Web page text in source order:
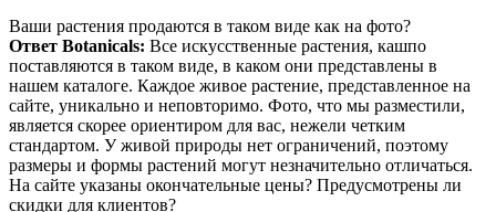
Ваши растения продаются в таком виде как на фото?
Ответ Botanicals: Все искусственные растения, кашпо
поставляются в таком виде, в каком они представлены в
нашем каталоге. Каждое живое растение, представленное на
сайте, уникально и неповторимо. Фото, что мы разместили,
является скорее ориентиром для вас, нежели четким
стандартом. У живой природы нет ограничений, поэтому
размеры и формы растений могут незначительно отличаться.
На сайте указаны окончательные цены? Предусмотрены ли
скидки для клиентов?